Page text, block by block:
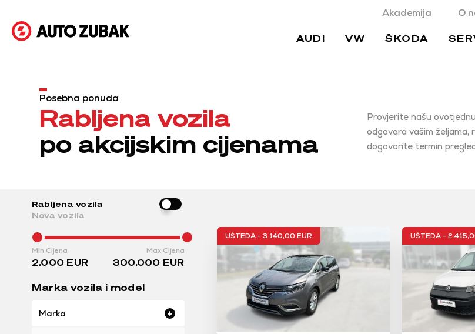
Akademija O
AUDI VW ŠKODA
Rabljena vozila
po akcijskim cijenama
Provjerite našu
odgovara vašim
dogovorite termin
Posebna ponuda
Rabljena vozila
Nova vozila
Min Cijena
2.000 EUR
Max Cijena
300.000 EUR
Marka vozila i model
Marka
UŠTEDA - 3.140,00 EUR UŠTEDA -